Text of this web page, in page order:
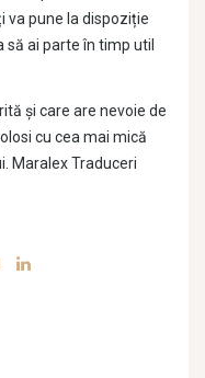
va pune la dispoziție
ai parte în timp util
și care are nevoie de
cu cea mai mică
Maralex Traduceri